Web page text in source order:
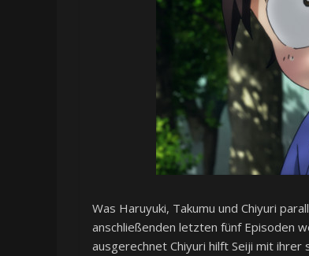
Was Haruyuki, Takumu und Chiyuri
anschließenden letzten fünf Episoden
ausgerechnet Chiyuri hilft Seiji mit